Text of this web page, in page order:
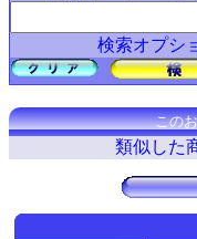
検索オプシ
この
類似した